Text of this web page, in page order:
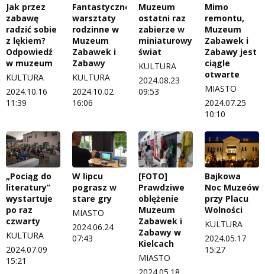
Jak przez
zabawę
radzić sobie
z lękiem?
Odpowiedź
w muzeum
KULTURA
2024.10.16
11:39
Fantastyczne
warsztaty
rodzinne w
Muzeum
Zabawek i
Zabawy
KULTURA
2024.10.02
16:06
Muzeum
ostatni raz
zabierze w
miniaturowy
świat
KULTURA
2024.08.23
09:53
Mimo
remontu,
Muzeum
Zabawek i
Zabawy jest
ciągle
otwarte
MIASTO
2024.07.25
10:10
„Pociąg do
literatury”
wystartuje
po raz
czwarty
KULTURA
2024.07.09
15:21
W lipcu
pograsz w
stare gry
MIASTO
2024.06.24
07:43
[FOTO]
Prawdziwe
oblężenie
Muzeum
Zabawek i
Zabawy w
Kielcach
MIASTO
Bajkowa
Noc Muzeów
przy Placu
Wolności
KULTURA
2024.05.17
15:27